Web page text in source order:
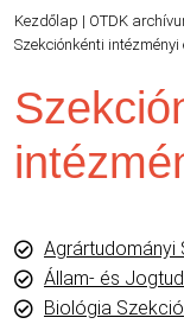
Kezdőlap | OTDK
Szekciónkénti intézményi
Agrártudományi
Állam- és
Biológia Szekció